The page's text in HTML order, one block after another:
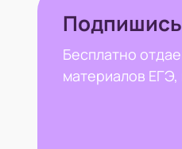
Бесплатно
материалов